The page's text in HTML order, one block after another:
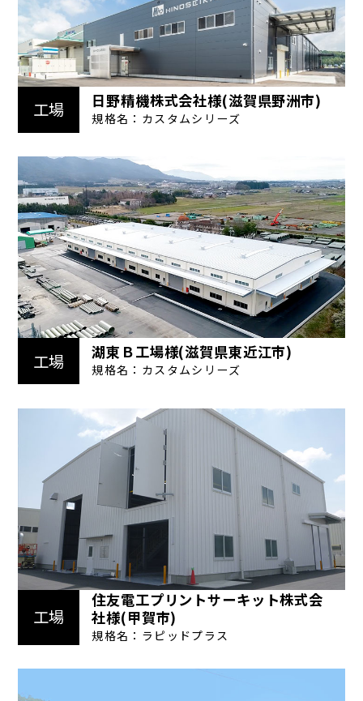
工場 日野精機株式会社様(滋賀県野洲市)
規格名：カスタムシリーズ
工場 湖東Ｂ工場様(滋賀県東近江市)
規格名：カスタムシリーズ
工場
住友電工プリントサーキット株式会
社様(甲賀市)
規格名：ラピッドプラス